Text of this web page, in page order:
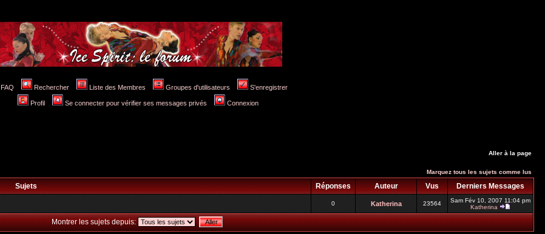
FAQ Rechercher Liste des Membres Groupes d'utilisateurs S'enregistrer
Profil Se connecter pour vérifier ses messages privés Connexion
Aller à la page
Marquez tous les sujets comme lus
Sujets Réponses Auteur Vus Derniers Messages
0 Katherina 23564
Sam Fév 10, 2007 11:04 pm
Katherina
Montrer les sujets depuis: